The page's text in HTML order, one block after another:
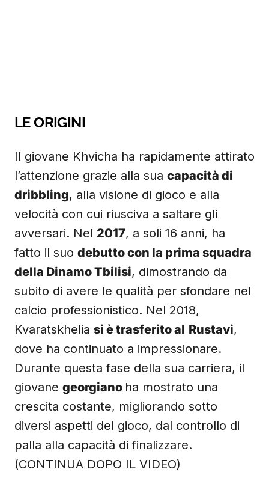
LE ORIGINI
Il giovane Khvicha ha rapidamente attirato
l’attenzione grazie alla sua capacità di
dribbling, alla visione di gioco e alla
velocità con cui riusciva a saltare gli
avversari. Nel 2017, a soli 16 anni, ha
fatto il suo debutto con la prima squadra
della Dinamo Tbilisi, dimostrando da
subito di avere le qualità per sfondare nel
calcio professionistico. Nel 2018,
Kvaratskhelia si è trasferito al Rustavi,
dove ha continuato a impressionare.
Durante questa fase della sua carriera, il
giovane georgiano ha mostrato una
crescita costante, migliorando sotto
diversi aspetti del gioco, dal controllo di
palla alla capacità di finalizzare.
(CONTINUA DOPO IL VIDEO)